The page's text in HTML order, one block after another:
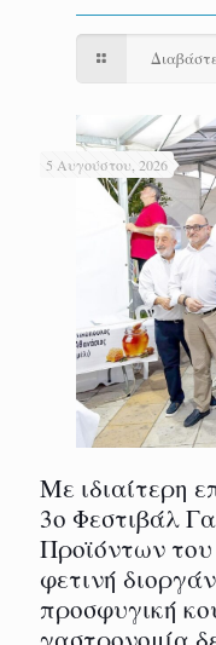
5 Αυγούστου, 2026
Με ιδιαίτερη
3ο Φεστιβάλ
Προϊόντων
φετινή
προσφυγική